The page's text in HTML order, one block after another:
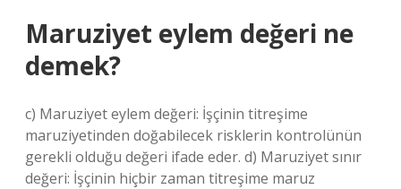
Maruziyet eylem değeri ne
demek?
c) Maruziyet eylem değeri: İşçinin titreşime
maruziyetinden doğabilecek risklerin kontrolünün
gerekli olduğu değeri ifade eder. d) Maruziyet sınır
değeri: İşçinin hiçbir zaman titreşime maruz